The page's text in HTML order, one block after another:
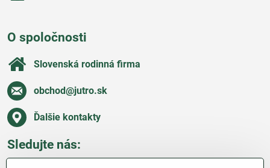
O spoločnosti
Slovenská rodinná firma
obchod​@jutro​.sk
Ďalšie kontakty
Sledujte nás: